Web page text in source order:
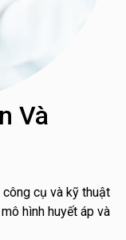
Và
cụ và kỹ thuật
hình huyết áp và